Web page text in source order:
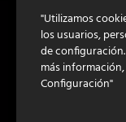
"Utilizamos
los usuarios,
de
más
Configuración"